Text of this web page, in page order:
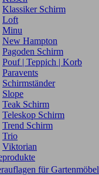
Klassiker Schirm
Loft
Minu
New Hampton
Pagoden Schirm
Pouf | Teppich | Korb
Paravents
Schirmständer
Slope
Teak Schirm
Teleskop Schirm
Trend Schirm
Trio
Viktorian
für Gartenmöbel